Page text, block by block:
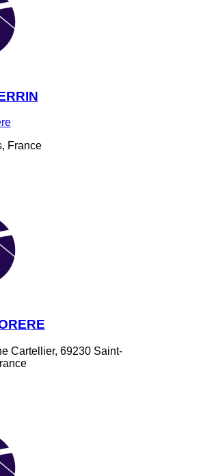
France
Cartellier, 69230 Saint-